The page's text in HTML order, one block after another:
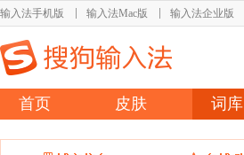
输入法手机版 输入法Mac版 输入法企业版
首页 皮肤 词库